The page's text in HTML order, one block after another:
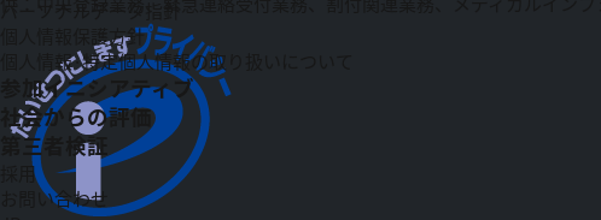
個人情報保護方針
個人情報·特定個人情報の取り扱いについて
参加イニシアティブ
社会からの評価
第三者検証
採用
お問い合わせ